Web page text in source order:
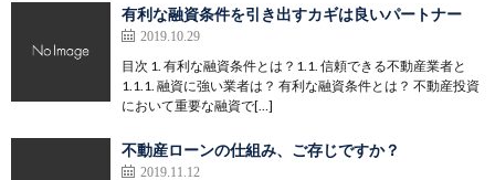
有利な融資条件を引き出すカギは良いパートナー
2019.10.29
目次 1. 有利な融資条件とは？1.1. 信頼できる不動産業者と
1.1.1. 融資に強い業者は？ 有利な融資条件とは？ 不動産投資
において重要な融資で[…]
不動産ローンの仕組み、ご存じですか？
2019.11.12